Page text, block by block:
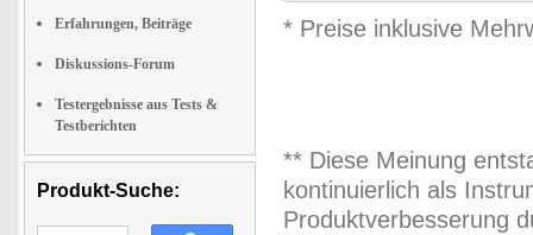
Erfahrungen, Beiträge
Diskussions-Forum
Testergebnisse aus Tests &
Testberichten
Produkt-Suche:
* Preise inklusive
** Diese Meinung
kontinuierlich als
Produktverbesserung